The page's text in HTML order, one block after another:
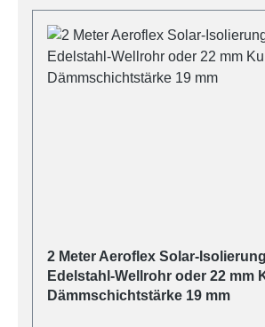
2 Meter Aeroflex Solar-
Edelstahl-Wellrohr oder 22 mm
Dämmschichtstärke 19 mm